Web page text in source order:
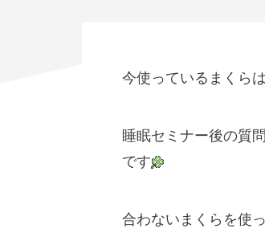
今使っているまくら
睡眠セミナー後の質
です
合わないまくらを使